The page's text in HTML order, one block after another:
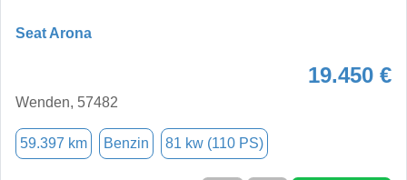
Seat Arona
19.450 €
Wenden, 57482
59.397 km Benzin 81 kw (110 PS)